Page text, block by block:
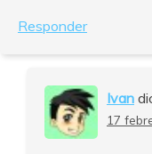
Responder
Ivan
17